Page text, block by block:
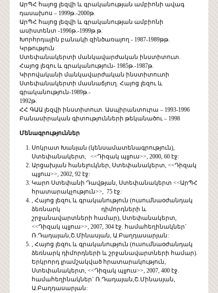
ԱրՊՀ հայոց լեզվի և գրականության ամբիոնի ավագ
դասախոս – 1999թ.-2000թ.
ԱրՊՀ հայոց լեզվի և գրականության ամբիոնի
ասիստենտ -1996թ.-1999թ.թ.
Խորհրդային բանակի զինծառայող - 1987-1989թթ.
Կրթություն
Ստեփանակերտի մանկավարժական ինստիտուտ.
Հայոց լեզու և գրականություն- 1985թ.-1987թ.
Կիրովականի մանկավարժական ինստիտուտի
Ստեփանակերտի մասնաճյուղ. Հայոց լեզու և
գրականություն-1989թ.-
1992թ.
ՀՀ ԳԱԱ լեզվի ինստիտուտ. Ասպիրանտուրա – 1993-1996
Բանասիրական գիտությունների թեկանածու – 1998
Մենագրություններ
Սոկրատ Խանյան (կենսամատենագրություն),
Ստեփանակերտ, <<Դիզակ պլյուս>>, 2000, 60 էջ:
Արցախյան հանելուկներ, Ստեփանակերտ, <<Դիզակ
պլյուս>>, 2002, 92 էջ:
Կարո Ստեփանի Դավթյան, Ստեփանակերտ <<ԱրՊՀ
հրատարակչություն>>, 75 էջ:
, Հայոց լեզու և գրականություն (ուսումնաօժանդակ
ձեռնարկ դիմորդների և
շրջանավարտների համար), Ստեփանակերտ,
<<Դիզակ պլյուս>>, 2007, 304 էջ. համահեղինակներ`
Ռ.Դադայան,Շ.Մինասյան, Ա.Բաղդասարյան:
, Հայոց լեզու և գրականություն (ուսումնաօժանդակ
ձեռնարկ դիմորդների և շրջանավարտների համար).
Երկրորդ լրամշակված հրատարակություն,
Ստեփանակերտ, <<Դիզակ պլյուս>>, 2007, 400 էջ.
համահեղինակներ` Ռ.Դադայան,Շ.Մինասյան,
Ա.Բաղդասարյան: